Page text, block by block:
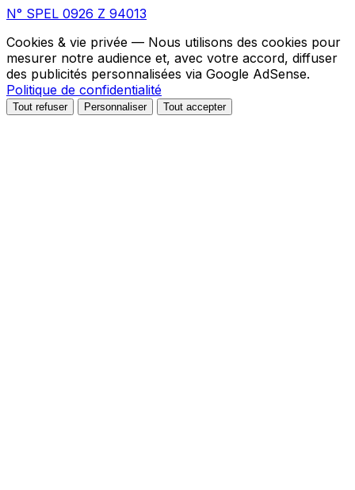
N° SPEL 0926 Z 94013
Cookies & vie privée — Nous utilisons des cookies pour
mesurer notre audience et, avec votre accord, diffuser
des publicités personnalisées via Google AdSense.
Politique de confidentialité
Tout refuser Personnaliser Tout accepter